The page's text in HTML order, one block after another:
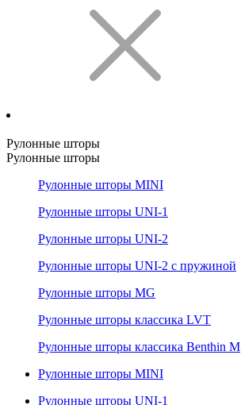
Рулонные шторы
Рулонные шторы
Рулонные шторы MINI
Рулонные шторы UNI-1
Рулонные шторы UNI-2
Рулонные шторы UNI-2 с пружиной
Рулонные шторы MG
Рулонные шторы классика LVT
Рулонные шторы классика Benthin M
Рулонные шторы MINI
Рулонные шторы UNI-1